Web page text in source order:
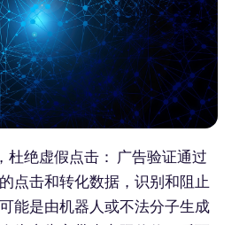
杜绝虚假点击： 广告验证通过
点击和转化数据，识别和阻止
能是由机器人或不法分子生成